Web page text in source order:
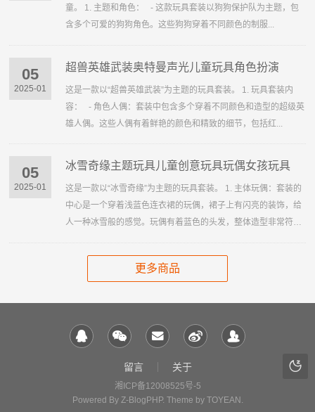
童。 1. 主题和角色： - 这款玩具套装以狗狗保护队为主题，包
含多个可爱的狗狗角色。这些狗狗穿着不同颜色的制服...
05
2025-01
超兽英雄武装奥特曼声光儿童玩具角色扮演
这是一款以“超兽英雄武装”为主题的玩具套装。 1. 玩具套装内
容： - 角色人偶：套装中包含多个穿着不同颜色和造型的超级英
雄人偶。这些人偶有着鲜艳的颜色和精致的细节，包括红...
05
2025-01
冰雪奇缘主题玩具儿童创意玩具玩偶女孩玩具
这是一款以“冰雪奇缘”为主题的玩具套装。 1. 主体玩偶：套装的
中心是一个穿着浅蓝色连衣裙的玩偶，裙子上有闪亮的装饰，给
人一种冰雪般的感觉。玩偶有着蓝色的头发，整体造型非常符合
更多商品
留言 关于
湘ICP备12008525号-5
Powered By Z-BlogPHP. Theme by TOYEAN.